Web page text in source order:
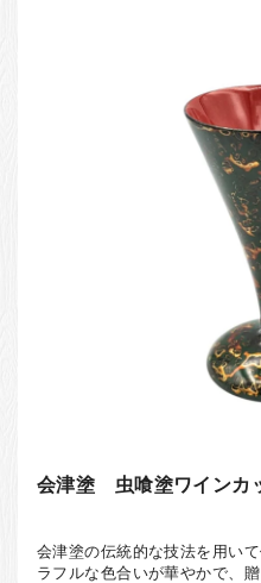
会津塗 虫喰塗ワインカ
会津塗の伝統的な技法を用い
ラフルな色合いが華やかで、